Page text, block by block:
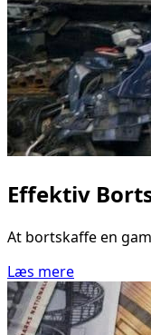
Effektiv
At bortskaffe en
Læs mere